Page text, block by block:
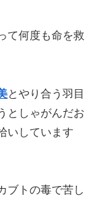
て何度も命を救
とやり合う羽目
としゃがんだお
いしています
ブトの毒で苦し